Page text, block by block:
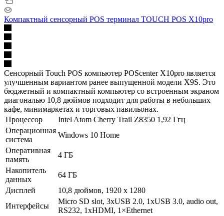
Компактный сенсорный POS терминал TOUCH POS X10pro
Сенсорный Touch POS компьютер POScenter X10pro является
улучшенным вариантом ранее выпущенной модели X9S. Это
бюджетный и компактный компьютер со встроенным экраном
диагональю 10,8 дюймов подходит для работы в небольших
кафе, минимаркетах и торговых павильонах.
Процессор
Intel Atom Cherry Trail Z8350 1,92 Ггц
Операционная
система
Windows 10 Home
Оперативная
память
4 ГБ
Накопитель
данных
64 ГБ
Дисплей
10,8 дюймов, 1920 х 1280
Интерфейсы
Micro SD slot, 3xUSB 2.0, 1xUSB 3.0, audio out,
RS232, 1xHDMI, 1×Ethernet